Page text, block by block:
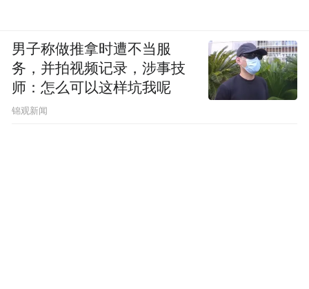
男子称做推拿时遭不当服
务，并拍视频记录，涉事技
师：怎么可以这样坑我呢
锦观新闻